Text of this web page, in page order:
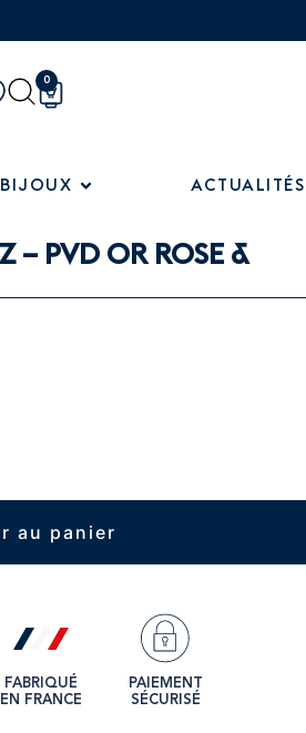
0
BIJOUX ACTUALITÉS
– PVD OR ROSE &
au panier
FABRIQUÉ
EN FRANCE
PAIEMENT
SÉCURISÉ